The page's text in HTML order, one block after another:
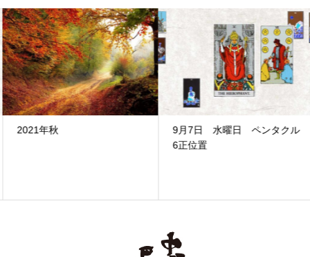
2021年秋
9月7日 水曜日 ペンタクル
6正位置